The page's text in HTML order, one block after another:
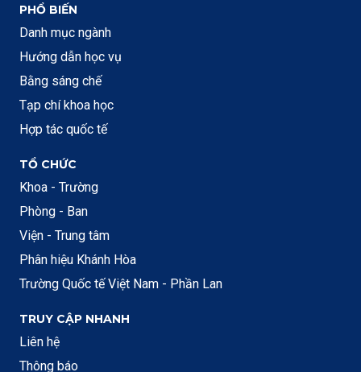
PHỔ BIẾN
Danh mục ngành
Hướng dẫn học vụ
Bằng sáng chế
Tạp chí khoa học
Hợp tác quốc tế
TỔ CHỨC
Khoa - Trường
Phòng - Ban
Viện - Trung tâm
Phân hiệu Khánh Hòa
Trường Quốc tế Việt Nam - Phần Lan
TRUY CẬP NHANH
Liên hệ
Thông báo